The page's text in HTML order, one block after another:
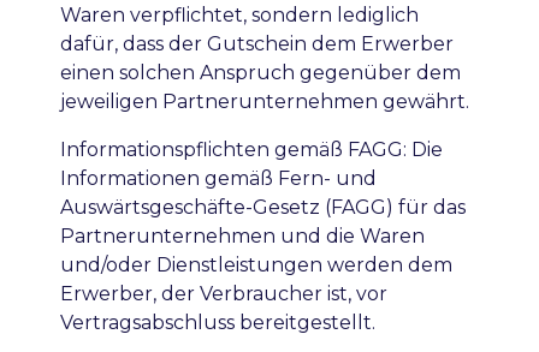
Waren verpflichtet, sondern lediglich
dafür, dass der Gutschein dem Erwerber
einen solchen Anspruch gegenüber dem
jeweiligen Partnerunternehmen gewährt.
Informationspflichten gemäß FAGG: Die
Informationen gemäß Fern- und
Auswärtsgeschäfte-Gesetz (FAGG) für das
Partnerunternehmen und die Waren
und/oder Dienstleistungen werden dem
Erwerber, der Verbraucher ist, vor
Vertragsabschluss bereitgestellt.